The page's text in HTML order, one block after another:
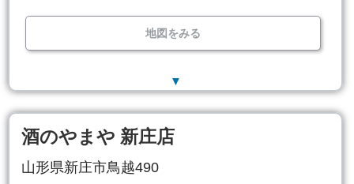
地図をみる
▼
酒のやまや 新庄店
山形県新庄市鳥越490